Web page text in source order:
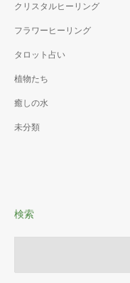
クリスタルヒーリング
フラワーヒーリング
タロット占い
植物たち
癒しの水
未分類
検索